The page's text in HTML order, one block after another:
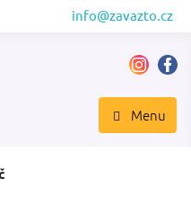
info@zavazto.cz